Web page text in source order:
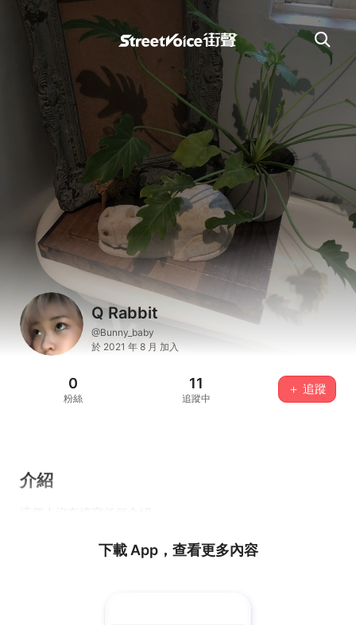
Q Rabbit
@Bunny_baby
於 2021 年 8 月 加入
0
粉絲
11
追蹤中
＋ 追蹤
介紹
下載 App，查看更多內容